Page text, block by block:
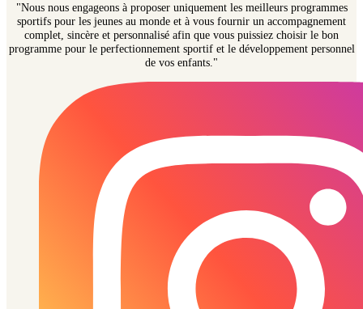
"Nous nous engageons à proposer uniquement les meilleurs programmes
sportifs pour les jeunes au monde et à vous fournir un accompagnement
complet, sincère et personnalisé afin que vous puissiez choisir le bon
programme pour le perfectionnement sportif et le développement personnel
de vos enfants."